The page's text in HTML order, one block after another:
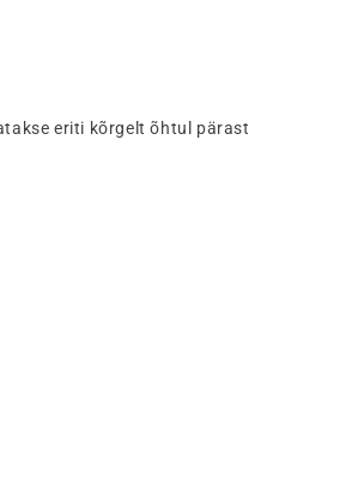
eriti kõrgelt õhtul pärast